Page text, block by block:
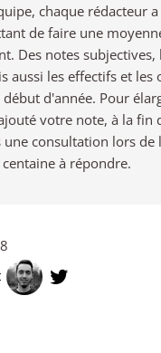
chaque rédacteur
de faire une
Des notes subjectives,
aussi les effectifs et les
début d'année. Pour
votre note, à la fin
une consultation lors de
à répondre.